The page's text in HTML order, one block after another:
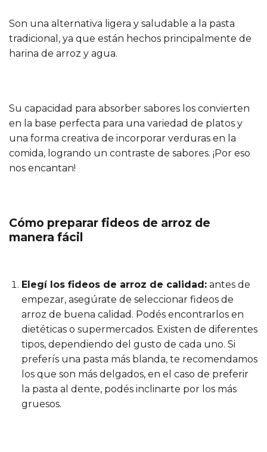
Son una alternativa ligera y saludable a la pasta
tradicional, ya que están hechos principalmente de
harina de arroz y agua.
Su capacidad para absorber sabores los convierten
en la base perfecta para una variedad de platos y
una forma creativa de incorporar verduras en la
comida, logrando un contraste de sabores. ¡Por eso
nos encantan!
Cómo preparar fideos de arroz de
manera fácil
Elegí los fideos de arroz de calidad:antes de
empezar, asegúrate de seleccionar fideos de
arroz de buena calidad. Podés encontrarlos en
dietéticas o supermercados. Existen de diferentes
tipos, dependiendo del gusto de cada uno. Si
preferís una pasta más blanda, te recomendamos
los que son más delgados, en el caso de preferir
la pasta al dente, podés inclinarte por los más
gruesos.